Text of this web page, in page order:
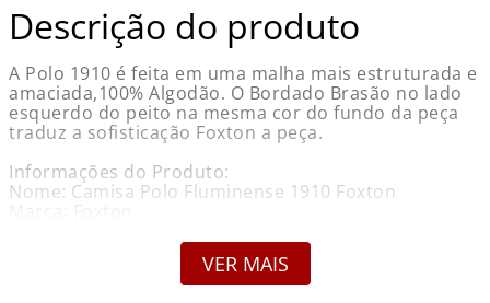
Descrição do produto
A Polo 1910 é feita em uma malha mais estruturada e
amaciada,100% Algodão. O Bordado Brasão no lado
esquerdo do peito na mesma cor do fundo da peça
traduz a sofisticação Foxton a peça.
Informações do Produto:
Nome: Camisa Polo Fluminense 1910 Foxton
Composição: Algodão
Cor Predominante: Off White
Garantia: Contra defeito de fabricação
VER MAIS